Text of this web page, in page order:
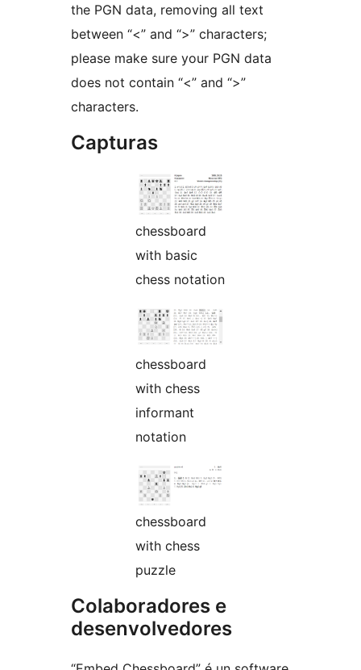
the PGN data, removing all text
between “<” and “>” characters;
please make sure your PGN data
does not contain “<” and “>”
characters.
Capturas
chessboard
with basic
chess notation
chessboard
with chess
informant
notation
chessboard
with chess
puzzle
Colaboradores e
desenvolvedores